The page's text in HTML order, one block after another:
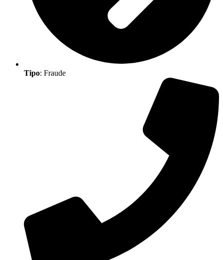
Tipo: Fraude